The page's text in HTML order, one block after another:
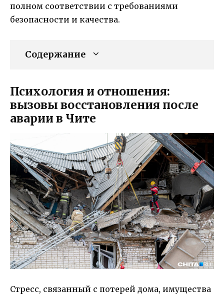
полном соответствии с требованиями
безопасности и качества.
Содержание
Психология и отношения:
вызовы восстановления после
аварии в Чите
Стресс, связанный с потерей дома, имущества